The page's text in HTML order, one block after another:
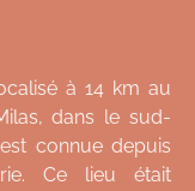
à 14 km au
dans le sud-
connue depuis
Ce lieu était